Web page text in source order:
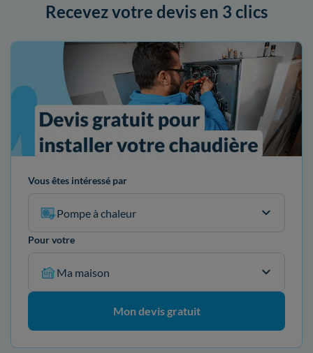
Recevez votre devis en 3 clics
Vous êtes intéressé par
Pompe à chaleur
Pour votre
Ma maison
Mon devis gratuit